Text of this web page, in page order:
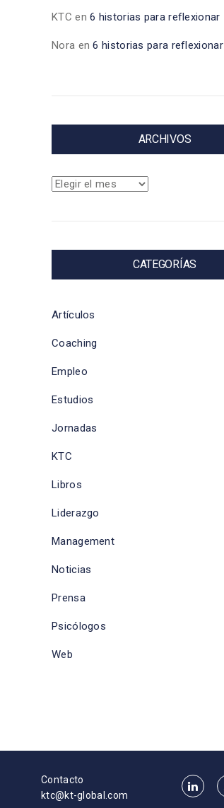
KTC en6 historias para reflexionar
Nora en6 historias para reflexionar
ARCHIVOS
Archivos
CATEGORÍAS
Artículos
Coaching
Empleo
Estudios
Jornadas
KTC
Libros
Liderazgo
Management
Noticias
Prensa
Psicólogos
Web
Contacto
ktc@kt-global.com